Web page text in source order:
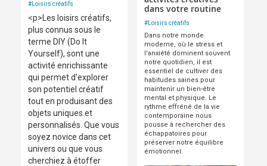
# Loisirs créatifs
<p>Les loisirs créatifs,
plus connus sous le
terme DIY (Do It
Yourself), sont une
activité enrichissante
qui permet d'explorer
son potentiel créatif
tout en produisant des
objets uniques et
personnalisés. Que vous
soyez novice dans cet
univers ou que vous
cherchiez à étoffer
dans votre routine
#Loisirs créatifs
Dans notre monde
moderne, où le stress et
l'anxiété dominent souvent
notre quotidien, il est
essentiel de cultiver des
habitudes saines pour
maintenir un bien-être
mental et physique. Le
rythme effréné de la vie
contemporaine nous
pousse à rechercher des
échappatoires pour
préserver notre équilibre
émotionnel.